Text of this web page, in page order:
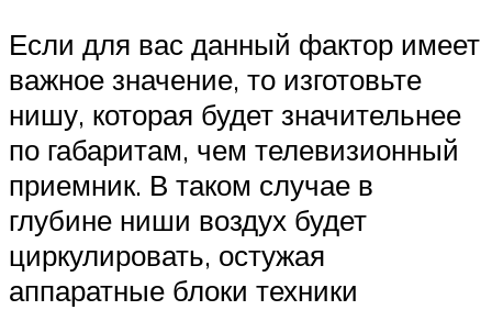
Если для вас данный фактор имеет
важное значение, то изготовьте
нишу, которая будет значительнее
по габаритам, чем телевизионный
приемник. В таком случае в
глубине ниши воздух будет
циркулировать, остужая
аппаратные блоки техники